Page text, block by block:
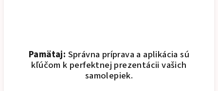
Pamätaj: Správna príprava a aplikácia sú
kľúčom k perfektnej prezentácii vašich
samolepiek.